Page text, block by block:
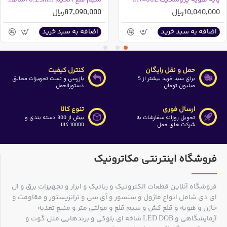
10,040,000ریال
اضافه به سبد خرید
87,090,000ریال
اضافه به سبد خرید
حمل و نقل رایگان
برای سبد خرید بیشتر از 5
میلیون تومان
کنترل کیفیت
بازرسی و تست تجهیزات مطابق
دستورالعمل
ارسال فوری
تحویل روزانه سفارشات به
شرکت های حمل
تنوع کالا
بیش از 300 دسته بندی و
10000 کالا
فروشگاه اینترنتی مکاترونیک
فروشگاه آنلاین قطعات الکترونیک و رباتیک و ابزار و تجهیزات برق و ال
ای دی شامل انواع ماژول و سنسور و آی سی و ترانزیستور و مقاومت و
خازن و هویه و قلع کش و سیم قلع و مولتی متر و منبع تغذیه
آزمایشگاهی و LED DOB شاخه ای بلوکی و برندهایی مثل گوت و